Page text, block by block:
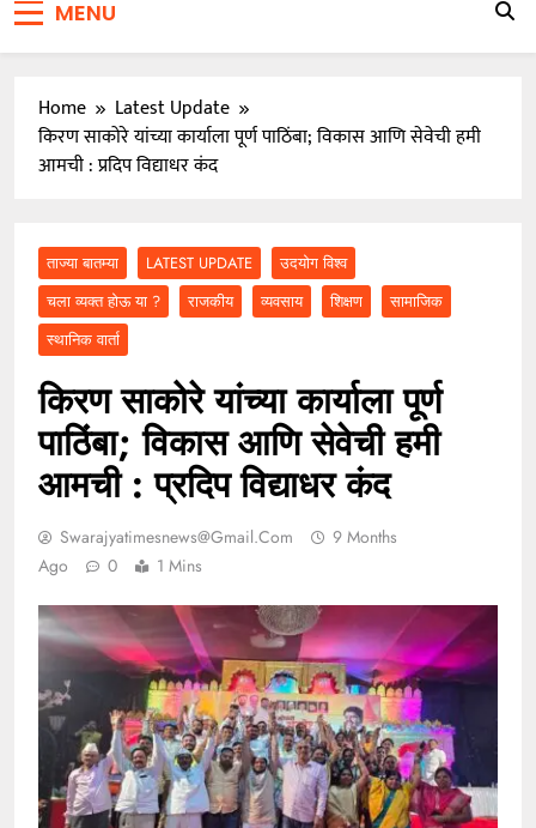
जाळ्यात
वारकरी संप्रदायातील ज्येष्ठ भाविक लक्ष्मण भाऊसाहेब भुजबळ
MENU
Home
Latest Update
किरण साकोरे यांच्या कार्याला पूर्ण पाठिंबा; विकास आणि सेवेची हमी
आमची : प्रदिप विद्याधर कंद
ताज्या बातम्या LATEST UPDATE
उदयोग विश्व
चला व्यक्त होऊ या ?
राजकीय व्यवसाय शिक्षण
सामाजिक
स्थानिक वार्ता
किरण साकोरे यांच्या कार्याला पूर्ण
पाठिंबा; विकास आणि सेवेची हमी
आमची : प्रदिप विद्याधर कंद
Swarajyatimesnews@gmail.com
9 Months
Ago
0 1 Mins